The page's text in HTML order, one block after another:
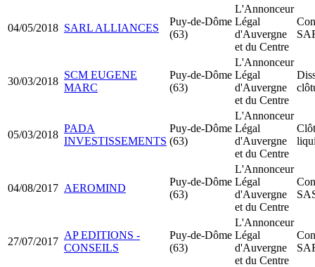
04/05/2018 SARL ALLIANCES
Puy-de-Dôme
(63)
L'Annonceur
Légal
d'Auvergne
et du Centre
30/03/2018
SCM EUGENE
MARC
Puy-de-Dôme
(63)
L'Annonceur
Légal
d'Auvergne
et du Centre
05/03/2018
PADA
INVESTISSEMENTS
Puy-de-Dôme
(63)
L'Annonceur
Légal
d'Auvergne
et du Centre
04/08/2017 AEROMIND
Puy-de-Dôme
(63)
L'Annonceur
Légal
d'Auvergne
et du Centre
27/07/2017
AP EDITIONS -
CONSEILS
Puy-de-Dôme
(63)
L'Annonceur
Légal
d'Auvergne
et du Centre